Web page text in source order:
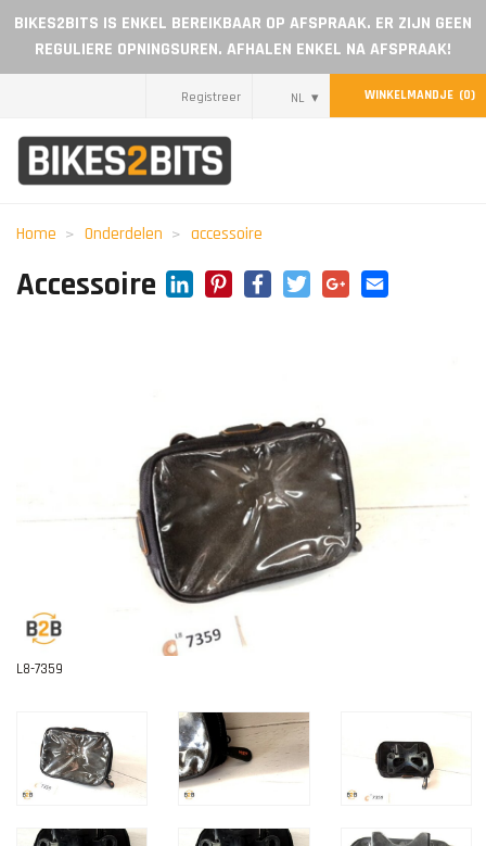
BIKES2BITS IS ENKEL BEREIKBAAR OP AFSPRAAK. ER ZIJN GEEN
REGULIERE OPNINGSUREN. AFHALEN ENKEL NA AFSPRAAK!
WINKELMANDJE (0)
NL
Registreer
Home
Home Onderdelen accessoire
Accessoire LinkedIn
Pinterest
Facebook
TwitterGoogle+
L8-7359